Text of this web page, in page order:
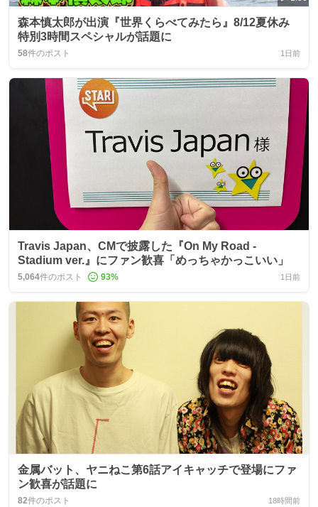
森本慎太郎が出演『世界くらべてみたら』8/12夏休み
特別3時間スペシャルが話題に
58件のポスト 1日前
Travis Japan、CMで披露した『On My Road -
Stadium ver.』にファン歓喜「めっちゃかっこいい」
5,064件のポスト 93% 1日前
金属バット、ヤニねこ第6話アイキャッチで登場にファ
ン歓喜が話題に
82件のポスト 18時間前